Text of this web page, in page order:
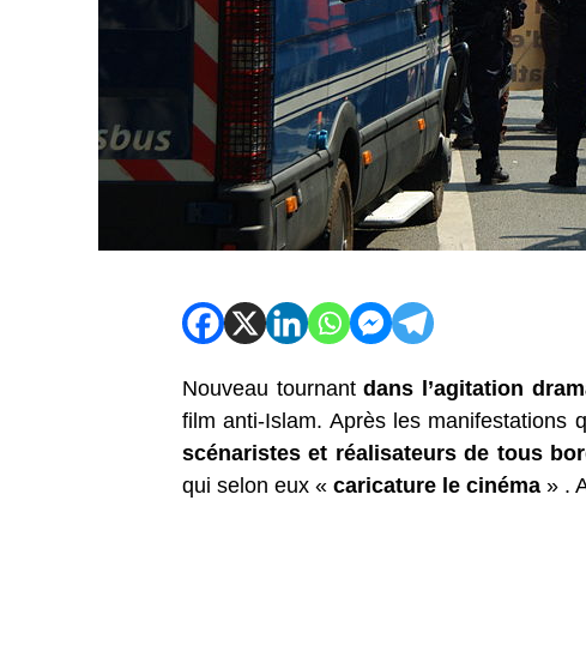
Nouveau tournantdans l’agitation
film anti-Islam. Après les manifestations
scénaristes et réalisateurs de tous
qui selon eux « caricature le cinéma » .